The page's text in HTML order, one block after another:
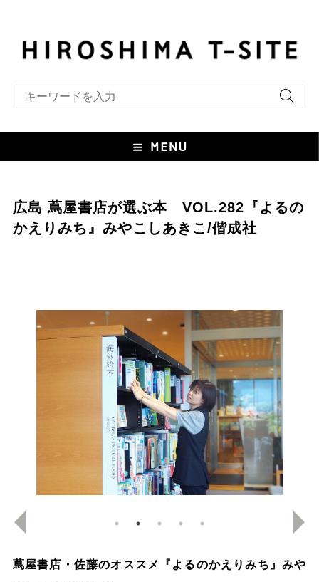
広島 蔦屋書店が選ぶ本 VOL.282『よるの
かえりみち』みやこしあきこ/偕成社
蔦屋書店・佐藤のオススメ『よるのかえりみち』みや